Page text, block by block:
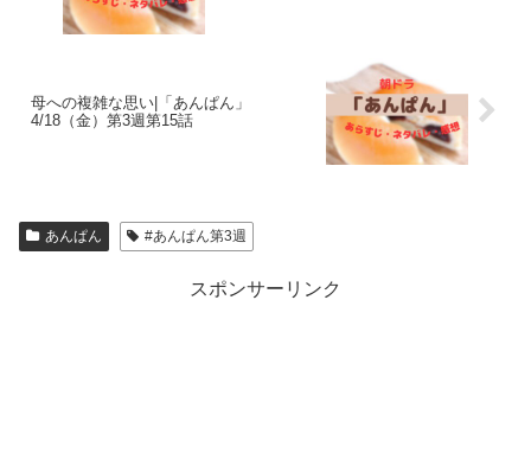
母への複雑な思い|「あんぱん」
4/18（金）第3週第15話
あんぱん #あんぱん第3週
スポンサーリンク